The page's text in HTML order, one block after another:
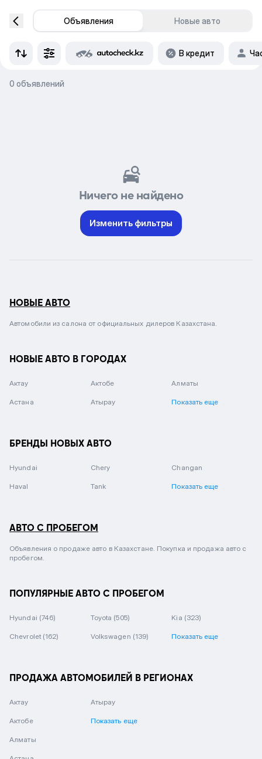
Объявления Новые авто
В кредит
0 объявлений
Ничего не найдено
Изменить фильтры
НОВЫЕ АВТО
Автомобили из салона от официальных дилеров Казахстана.
НОВЫЕ АВТО В ГОРОДАХ
Актау Актобе Алматы
Астана Атырау Показать еще
БРЕНДЫ НОВЫХ АВТО
Hyundai Chery Changan
Haval Tank Показать еще
АВТО С ПРОБЕГОМ
Объявления о продаже авто в Казахстане. Покупка и продажа авто с
пробегом.
ПОПУЛЯРНЫЕ АВТО С ПРОБЕГОМ
Hyundai (746) Toyota (505) Kia (323)
Chevrolet (162) Volkswagen (139) Показать еще
ПРОДАЖА АВТОМОБИЛЕЙ В РЕГИОНАХ
Актау
Актобе
Алматы
Атырау
Показать еще